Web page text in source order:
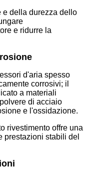
e della durezza dello
e ridurre la
d'aria spesso
corrosivi; il
a materiali
di acciaio
e l'ossidazione.
rivestimento offre una
prestazioni stabili del